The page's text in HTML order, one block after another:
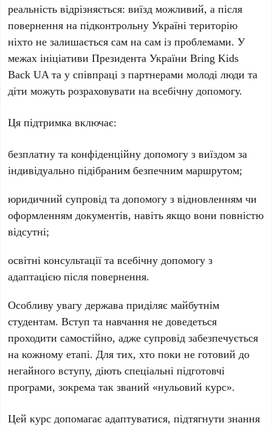
реальність відрізняється: виїзд можливий, а після
повернення на підконтрольнуУкраїні територію
ніхто не залишається сам на сам із проблемами. У
межах ініціативиПрезидента України Bring Kids
Back UAта у співпраці з партнерами молоді люди та
діти можуть розраховувати на всебічну допомогу.
Ця підтримка включає:
безплатну та конфіденційну допомогу з виїздом за
індивідуально підібраним безпечним маршрутом;
юридичний супровід та допомогу з відновленням чи
оформленням документів, навіть якщо вони повністю
відсутні;
освітні консультації та всебічну допомогу з
адаптацією після повернення.
Особливу увагу держава приділяє майбутнім
студентам. Вступ та навчання не доведеться
проходити самостійно, адже супровід забезпечується
на кожному етапі. Для тих, хто поки не готовий до
негайного вступу, діють спеціальні підготовчі
програми, зокрема так званий «нульовий курс».
Цей курс допомагає адаптуватися, підтягнути знання